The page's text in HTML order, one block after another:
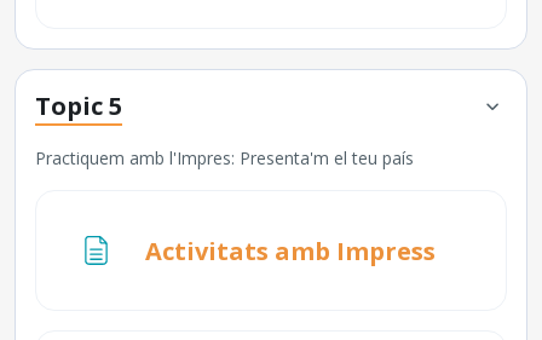
Topic 5
Practiquem amb l'Impres: Presenta'm el teu país
Activitats amb Impress